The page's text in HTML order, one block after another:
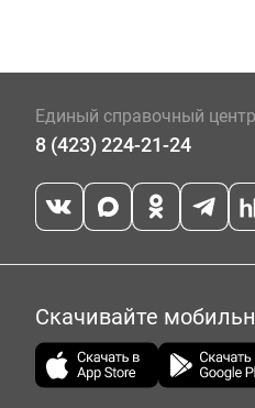
Единый справочный центр
8 (423) 224-21-24
Скачивайте